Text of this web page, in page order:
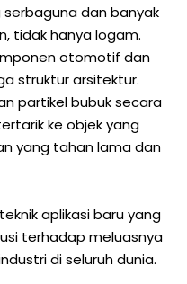
serbaguna dan banyak
tidak hanya logam.
otomotif dan
struktur arsitektur.
partikel bubuk secara
ke objek yang
yang tahan lama dan
aplikasi baru yang
terhadap meluasnya
di seluruh dunia.